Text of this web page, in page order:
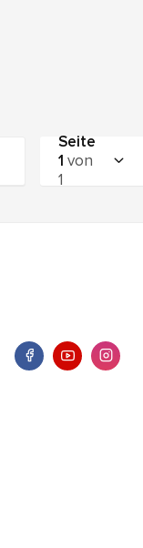
Seite
1 von
1